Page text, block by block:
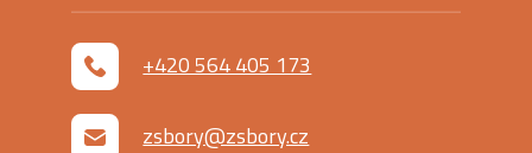
+420 564 405 173
zsbory@zsbory.cz